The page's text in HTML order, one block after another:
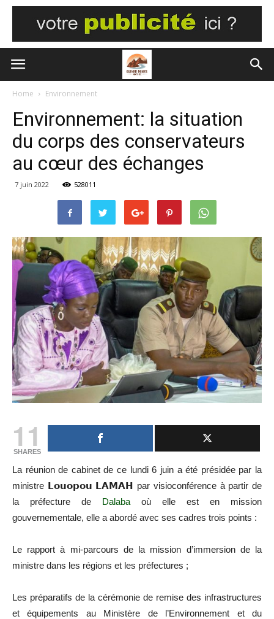
Home Environnement
Environnement: la situation
du corps des conservateurs
au cœur des échanges
7 juin 2022 528011
11
SHARES
La réunion de cabinet de ce lundi 6 juin a été présidée par la
ministre 𝗟𝗼𝘂𝗼𝗽𝗼𝘂 𝗟𝗔𝗠𝗔𝗛 par visioconférence à partir de
la préfecture de Dalaba où elle est en mission
gouvernementale, elle a abordé avec ses cadres trois points :
Le rapport à mi-parcours de la mission d’immersion de la
ministre dans les régions et les préfectures ;
Les préparatifs de la cérémonie de remise des infrastructures
et équipements au Ministère de l’Environnement et du